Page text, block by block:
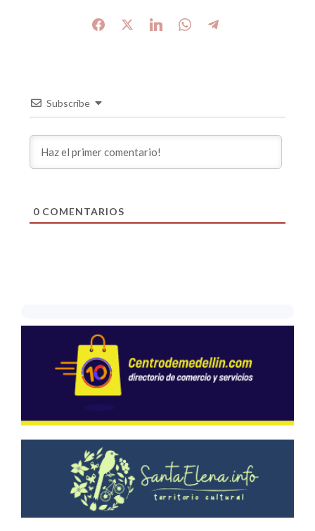
Subscribe
0COMENTARIOS